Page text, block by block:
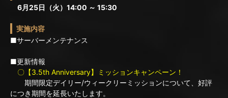
6月25日（火）14:00 ～ 15:30
実施内容
■サーバーメンテナンス
■更新情報
〇【3.5th Anniversary】ミッションキャンペーン！
期間限定デイリー/ウィークリーミッションについて、好評
につき期間を延長いたします。